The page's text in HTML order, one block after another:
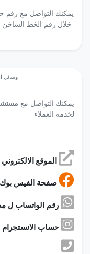
يمكنك التواصل مع رقم
خلال رقم الخط الساخن
وسائل
يمكنك التواصل مع
لخدمة العملاء
-